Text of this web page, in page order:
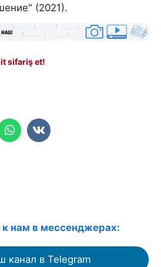
(2021).
sifariş et!
нам в мессенджерах:
канал в Telegram